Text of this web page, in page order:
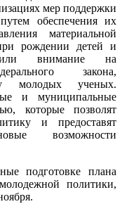
мер поддержки
обеспечения их
материальной
рождении детей и
внимание на
закона,
молодых ученых.
и муниципальные
которые позволят
и предоставят
возможности
подготовке плана
политики,